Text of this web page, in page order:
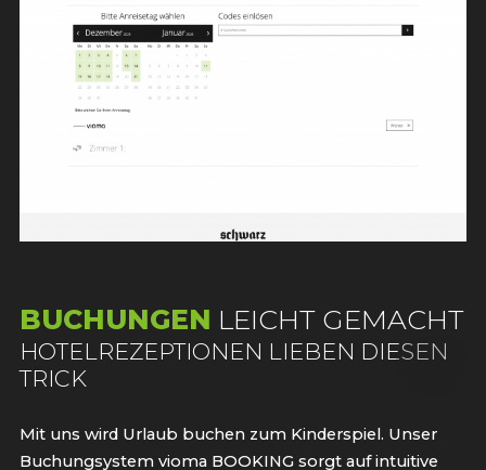
BUCHUNGEN LEICHT GEMACHT
:HOTELREZEPTIONEN LIEBEN DIESEN
TRICK
Mit uns wird Urlaub buchen zum Kinderspiel. Unser
Buchungsystem vioma BOOKING sorgt auf intuitive